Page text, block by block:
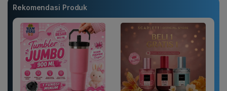
Rekomendasi Produk